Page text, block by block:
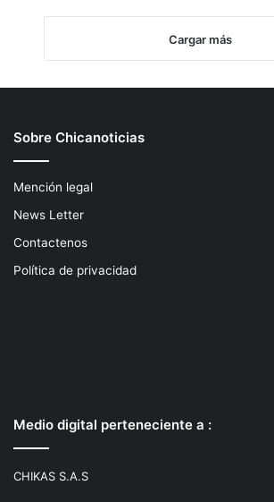
Cargar más
Sobre Chicanoticias
Mención legal
News Letter
Contactenos
Política de privacidad
Medio digital perteneciente a :
CHIKAS S.A.S